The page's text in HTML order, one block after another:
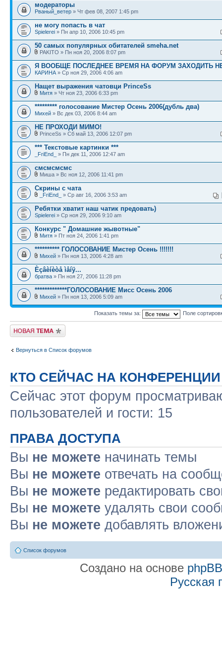
модераторы
Рваный_ветер » Чт фев 08, 2007 1:45 pm
не могу попасть в чат
Spielerei » Пн апр 10, 2006 10:45 pm
50 самых популярных обитателей smeha.net
PAKITO » Пн ноя 20, 2006 8:07 pm
Я ВООБЩЕ ПОСЛЕДНЕЕ ВРЕМЯ НА ФОРУМ ЗАХОДИТЬ
КАРИНА » Ср ноя 29, 2006 4:06 am
Нащет выражения чатовци PrinceSs
Митя » Чт ноя 23, 2006 6:33 pm
********* голосование Мистер Осень 2006(дубль два)
Михей » Вс дек 03, 2006 8:44 am
НЕ ПРОХОДИ МИМО!
PrinceSs » Сб май 13, 2006 12:07 pm
*** Текстовые картинки ***
_FriEnd_ » Пн дек 11, 2006 12:47 am
смсмсмсмс
Миша » Вс ноя 12, 2006 11:41 pm
Скрины с чата
_FriEnd_ » Ср авг 16, 2006 3:53 am
Ребятки хватит наш чатик предовать)
Spielerei » Ср ноя 29, 2006 9:10 am
Конкурс " Домашние жывотные"
Митя » Пт ноя 24, 2006 1:41 pm
********** ГОЛОСОВАНИЕ Мистер Осень !!!!!!!
Михей » Пн ноя 13, 2006 4:28 am
Èçâèíèòå ìåíÿ...
братва » Пн ноя 27, 2006 11:28 pm
*************ГОЛОСОВАНИЕ Мисс Осень 2006
Михей » Пн ноя 13, 2006 5:09 am
Показать темы за: Поле
Новая тема
Вернуться в Список форумов
КТО СЕЙЧАС НА КОНФЕРЕНЦИИ
Сейчас этот форум
пользователей и гости: 15
ПРАВА ДОСТУПА
Вы не можете начинать темы
Вы не можете отвечать на
Вы не можете редактировать
Вы не можете удалять свои
Вы не можете добавлять
Список форумов
Создано на основе phpBB
Русская